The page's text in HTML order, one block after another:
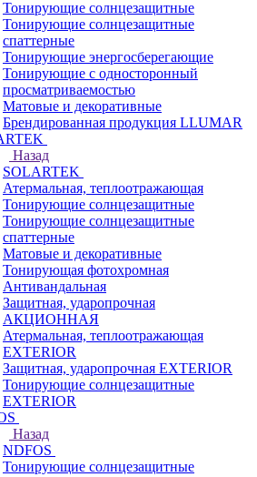
Тонирующие солнцезащитные
Тонирующие солнцезащитные
спаттерные
Тонирующие энергосберегающие
Тонирующие с односторонный
просматриваемостью
Матовые и декоративные
Брендированная продукция LLUMAR
Назад
SOLARTEK
Атермальная, теплоотражающая
Тонирующие солнцезащитные
Тонирующие солнцезащитные
спаттерные
Матовые и декоративные
Тонирующая фотохромная
Антивандальная
Защитная, ударопрочная
АКЦИОННАЯ
Атермальная, теплоотражающая
EXTERIOR
Защитная, ударопрочная EXTERIOR
Тонирующие солнцезащитные
EXTERIOR
Назад
NDFOS
Тонирующие солнцезащитные